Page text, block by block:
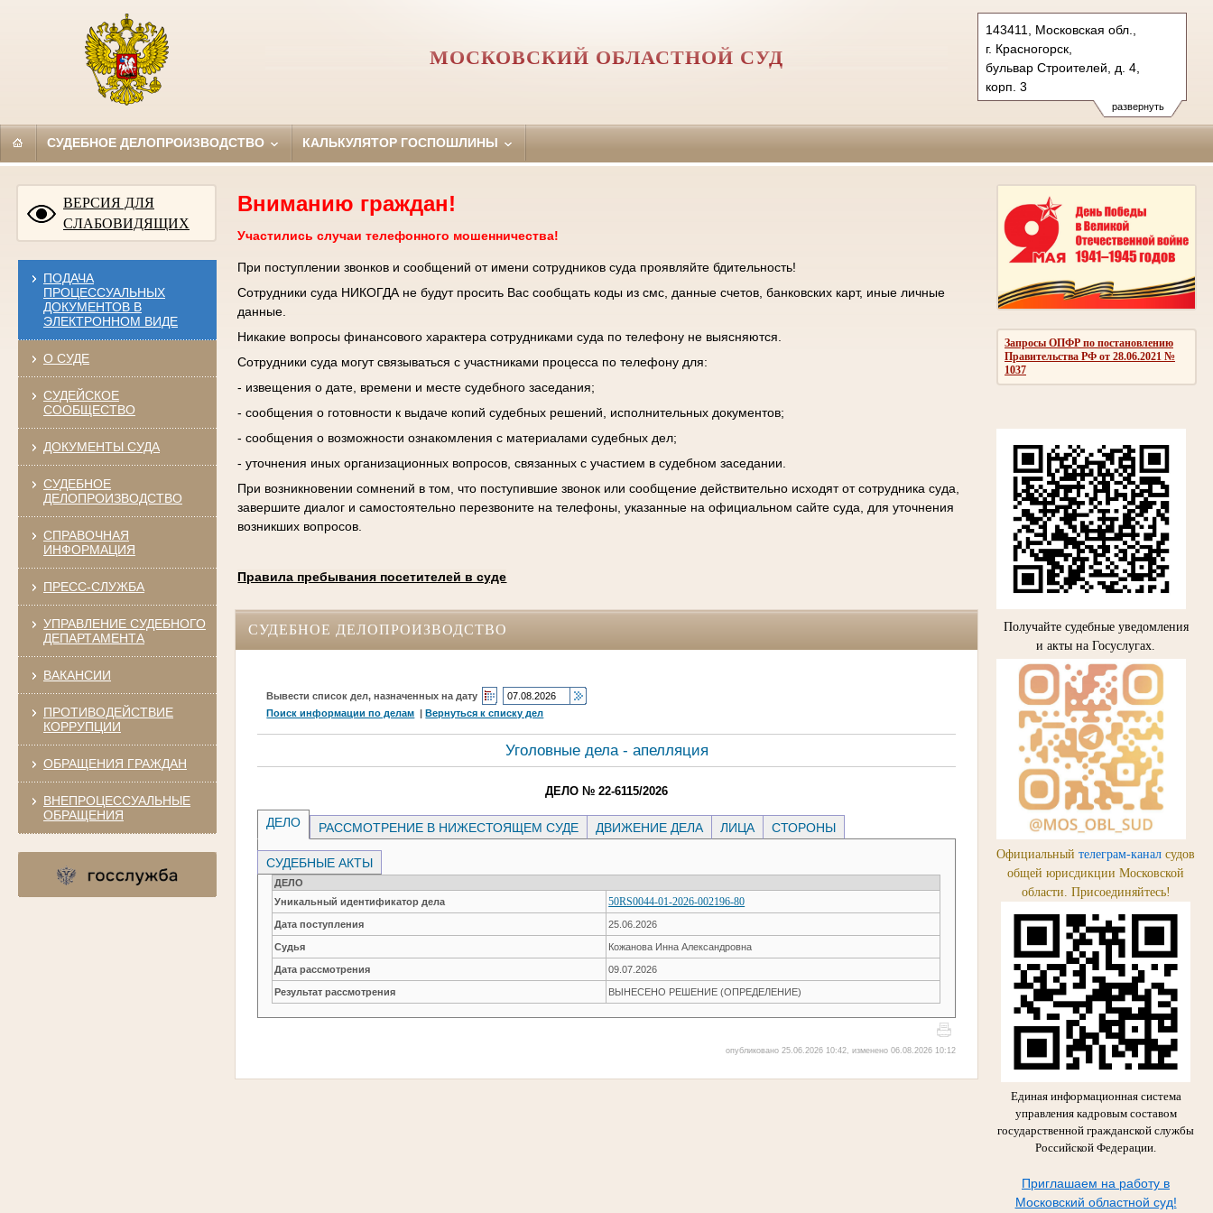
развернуть
143411, Московская обл.,
г. Красногорск,
бульвар Строителей, д. 4,
корп. 3
Тел.: +7 (498) 692 60 00
post.50os0000@sudrf.ru
МОСКОВСКИЙ ОБЛАСТНОЙ СУД
СУДЕБНОЕ ДЕЛОПРОИЗВОДСТВО КАЛЬКУЛЯТОР ГОСПОШЛИНЫ
ВЕРСИЯ ДЛЯ
СЛАБОВИДЯЩИХ
ПОДАЧА
ПРОЦЕССУАЛЬНЫХ
ДОКУМЕНТОВ В
ЭЛЕКТРОННОМ ВИДЕ
О СУДЕ
СУДЕЙСКОЕ
СООБЩЕСТВО
ДОКУМЕНТЫ СУДА
СУДЕБНОЕ
ДЕЛОПРОИЗВОДСТВО
СПРАВОЧНАЯ
ИНФОРМАЦИЯ
ПРЕСС-СЛУЖБА
УПРАВЛЕНИЕ СУДЕБНОГО
ДЕПАРТАМЕНТА
ВАКАНСИИ
ПРОТИВОДЕЙСТВИЕ
КОРРУПЦИИ
ОБРАЩЕНИЯ ГРАЖДАН
ВНЕПРОЦЕССУАЛЬНЫЕ
ОБРАЩЕНИЯ
Запросы ОПФР по постановлению
Правительства РФ от 28.06.2021 №
1037
Получайте судебные уведомления
и акты на Госуслугах.
Официальный телеграм-канал судов
общей юрисдикции Московской
области. Присоединяйтесь!
Единая информационная система
управления кадровым составом
государственной гражданской службы
Российской Федерации.
Приглашаем на работу в
Московский областной суд!
Вниманию граждан!
Участились случаи телефонного мошенничества!
При поступлении звонков и сообщений от имени сотрудников суда проявляйте бдительность!
Сотрудники суда НИКОГДА не будут просить Вас сообщать коды из смс, данные счетов, банковских карт, иные личные
данные.
Никакие вопросы финансового характера сотрудниками суда по телефону не выясняются.
Сотрудники суда могут связываться с участниками процесса по телефону для:
- извещения о дате, времени и месте судебного заседания;
- сообщения о готовности к выдаче копий судебных решений, исполнительных документов;
- сообщения о возможности ознакомления с материалами судебных дел;
- уточнения иных организационных вопросов, связанных с участием в судебном заседании.
При возникновении сомнений в том, что поступившие звонок или сообщение действительно исходят от сотрудника суда,
завершите диалог и самостоятельно перезвоните на телефоны, указанные на официальном сайте суда, для уточнения
возникших вопросов.
Правила пребывания посетителей в суде
СУДЕБНОЕ ДЕЛОПРОИЗВОДСТВО
Вывести список дел, назначенных на дату
Поиск информации по делам |Вернуться к списку дел
Уголовные дела - апелляция
ДЕЛО № 22-6115/2026
ДЕЛО РАССМОТРЕНИЕ В НИЖЕСТОЯЩЕМ СУДЕ ДВИЖЕНИЕ ДЕЛА ЛИЦА СТОРОНЫ
СУДЕБНЫЕ АКТЫ
ДЕЛО
Уникальный идентификатор дела
50RS0044-01-2026-002196-80
Дата поступления 25.06.2026
Судья Кожанова Инна Александровна
Дата рассмотрения 09.07.2026
Результат рассмотрения ВЫНЕСЕНО РЕШЕНИЕ (ОПРЕДЕЛЕНИЕ)
опубликовано 25.06.2026 10:42, изменено 06.08.2026 10:12